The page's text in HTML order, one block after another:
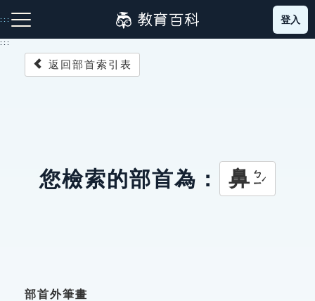
到
主
:::
成語故事
登入
:::
返回部首索引表
您檢索的部首為： 鼻 ㄅㄧˊ
部首外筆畫